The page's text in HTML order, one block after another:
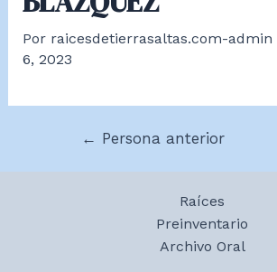
Por raicesdetierrasaltas.com-admin
6, 2023
Navegación
← Persona anterior
Raíces
Preinventario
Archivo Oral